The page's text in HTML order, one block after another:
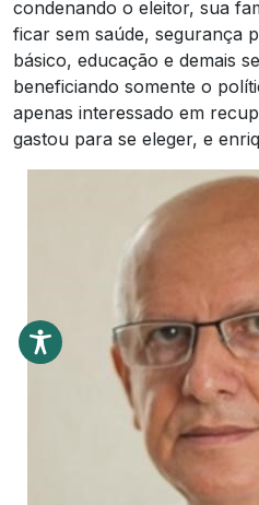
condenando o eleitor, sua
ficar sem saúde, segurança
básico, educação e demais
beneficiando somente o
apenas interessado em
gastou para se eleger, e